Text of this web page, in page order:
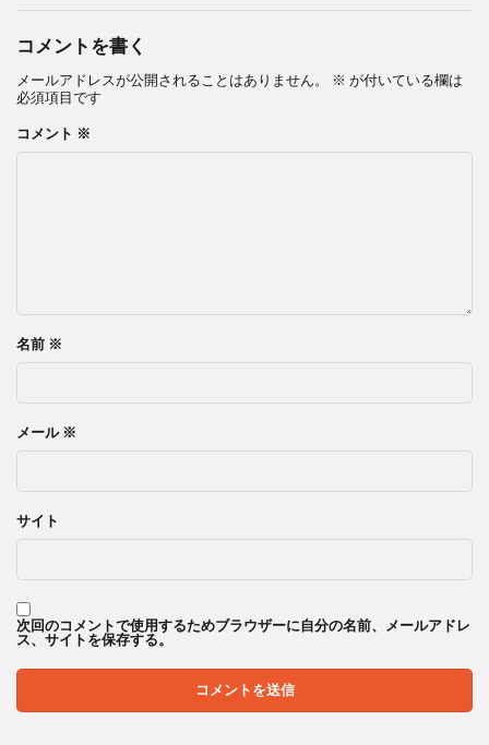
コメントを書く
メールアドレスが公開されることはありません。 ※ が付いている欄は
必須項目です
コメント ※
名前 ※
メール ※
サイト
次回のコメントで使用するためブラウザーに自分の名前、メールアドレ
ス、サイトを保存する。